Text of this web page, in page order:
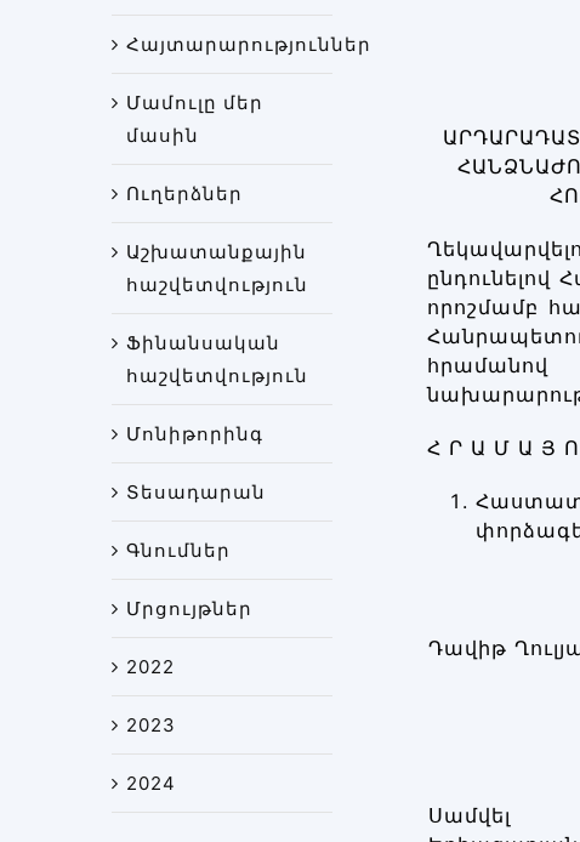
Հայտարարություններ
Մամուլը մեր
մասին
Ուղերձներ
Աշխատանքային
հաշվետվություն
Ֆինանսական
հաշվետվություն
Մոնիթորինգ
Տեսադարան
Գնումներ
Մրցույթներ
2022
2023
2024
որոշմամբ
Հ Ր Ա Մ Ա Յ
Դավիթ
Սամվել